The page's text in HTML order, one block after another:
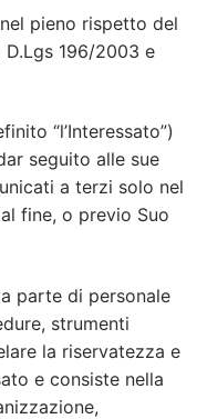
pieno rispetto del
D.Lgs 196/2003 e
“l’Interessato”)
seguito alle sue
a terzi solo nel
fine, o previo Suo
parte di personale
strumenti
la riservatezza e
e consiste nella